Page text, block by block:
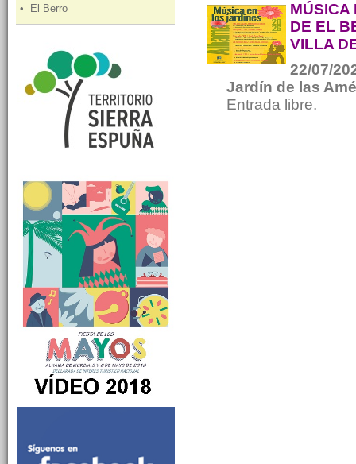
• El Berro
MÚSICA
DE EL
VILLA
22/07/
Jardín de las
Entrada libre.